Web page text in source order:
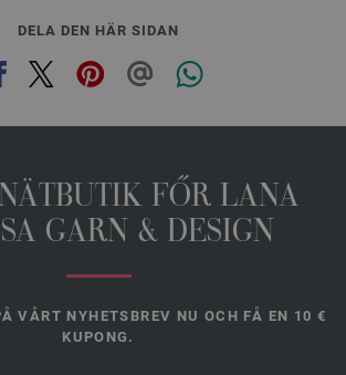
DELA DEN HÄR SIDAN
FŐR LANA
GARN & DESIGN
VÅRT NYHETSBREV NU OCH FÅ EN 10 €
KUPONG.